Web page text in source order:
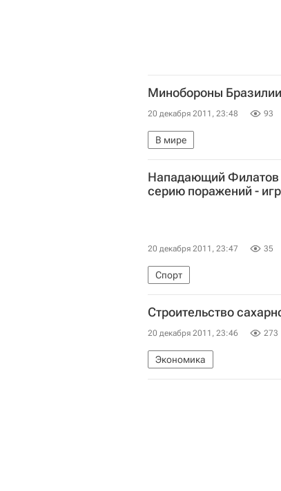
Минобороны
20 декабря 2011, 23:48 93
В мире
Нападающий Филатов
серию поражений -
20 декабря 2011, 23:47 35
Спорт
Строительство
20 декабря 2011, 23:46 273
Экономика